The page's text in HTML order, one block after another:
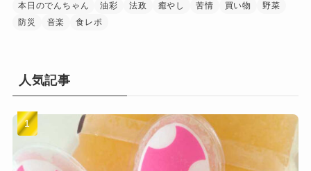
本日のでんちゃん
油彩 法政 癒やし 苦情 買い物
野菜
防災
音楽 食レポ
人気記事